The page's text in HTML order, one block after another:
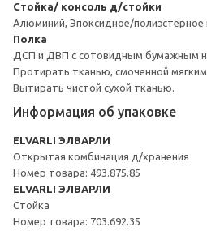
Стойка/ консоль д/стойки
Алюминий, Эпоксидное/
Полка
ДСП и ДВП с сотовидным бумажным
Протирать тканью, смоченной
Вытирать чистой сухой тканью.
Информация об упаковке
ELVARLI ЭЛВАРЛИ
Открытая комбинация д/хранения
Номер товара: 493.875.85
ELVARLI ЭЛВАРЛИ
Стойка
Номер товара: 703.692.35